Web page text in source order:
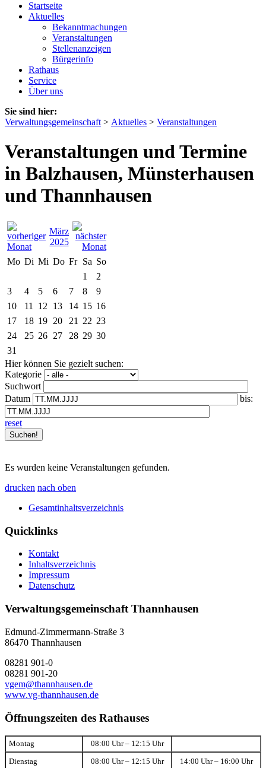
Startseite
Aktuelles
Bekanntmachungen
Veranstaltungen
Stellenanzeigen
Bürgerinfo
Rathaus
Service
Über uns
Sie sind hier:
Verwaltungsgemeinschaft > Aktuelles > Veranstaltungen
Veranstaltungen und Termine
in Balzhausen, Münsterhausen
und Thannhausen
März
2025
Mo Di Mi Do Fr Sa So
1
2
3
4 5 6 7 8
9
10
11 12 13 14 15 16
17
18 19 20 21 22 23
24
25 26 27 28 29 30
31
Hier können Sie gezielt suchen:
Kategorie
Suchwort
Datum
bis:
reset
Es wurden keine Veranstaltungen gefunden.
drucken nach oben
Gesamtinhaltsverzeichnis
Quicklinks
Kontakt
Inhaltsverzeichnis
Impressum
Datenschutz
Verwaltungsgemeinschaft Thannhausen
Edmund-Zimmermann-Straße 3
86470 Thannhausen
08281 901-0
08281 901-20
vgem@thannhausen.de
www.vg-thannhausen.de
Öffnungszeiten des Rathauses
Montag 08:00 Uhr – 12:15 Uhr
Dienstag 08:00 Uhr – 12:15 Uhr 14:00 Uhr – 16:00 Uhr